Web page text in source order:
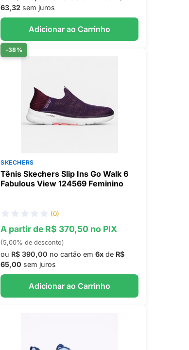
63,32sem juros
Adicionar ao Carrinho
-38%
SKECHERS
Tênis Skechers Slip Ins Go Walk 6
Fabulous View 124569 Feminino
(0)
A partir de R$ 370,50 no PIX
(5,00% de desconto)
ou R$ 390,00 no cartão em 6xde R$
65,00 sem juros
Adicionar ao Carrinho